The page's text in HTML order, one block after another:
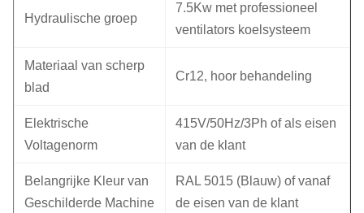
Hydraulische groep
7.5Kw met professioneel
ventilators koelsysteem
Materiaal van scherp
blad
Cr12, hoor behandeling
Elektrische
Voltagenorm
415V/50Hz/3Ph of als eisen
van de klant
Belangrijke Kleur van
Geschilderde Machine
RAL 5015 (Blauw) of vanaf
de eisen van de klant